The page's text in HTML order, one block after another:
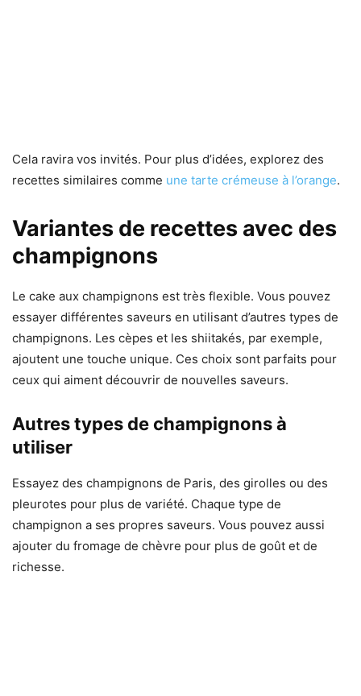
Cela ravira vos invités. Pour plus d’idées, explorez des
recettes similaires comme une tarte crémeuse à l’orange.
Variantes de recettes avec des
champignons
Le cake aux champignons est très flexible. Vous pouvez
essayer différentes saveurs en utilisant d’autres types de
champignons. Les cèpes et les shiitakés, par exemple,
ajoutent une touche unique. Ces choix sont parfaits pour
ceux qui aiment découvrir de nouvelles saveurs.
Autres types de champignons à
utiliser
Essayez des champignons de Paris, des girolles ou des
pleurotes pour plus de variété. Chaque type de
champignon a ses propres saveurs. Vous pouvez aussi
ajouter du fromage de chèvre pour plus de goût et de
richesse.